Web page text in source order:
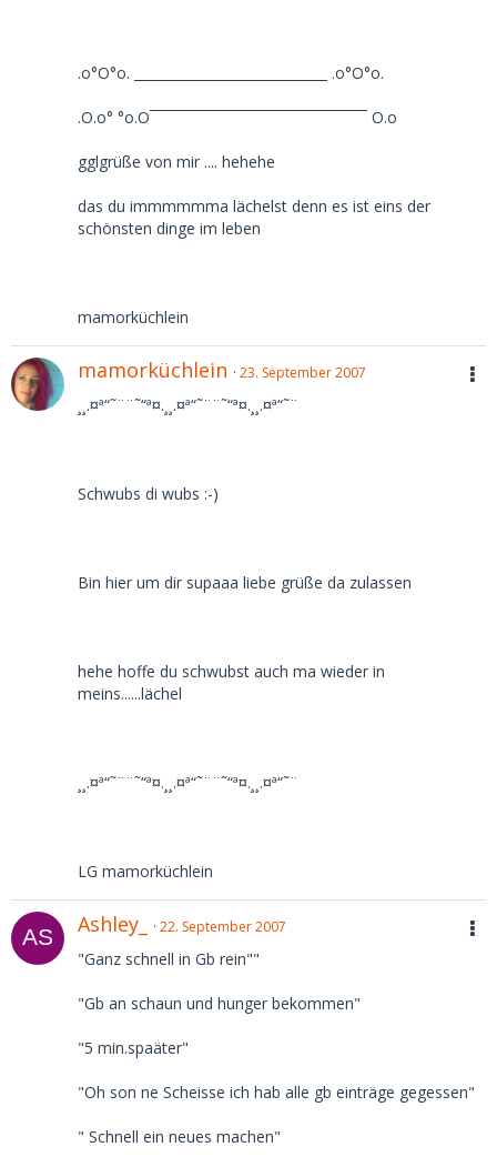
.o°O°o. _____________________________ .o°O°o.
.O.o° °o.O¯¯¯¯¯¯¯¯¯¯¯¯¯¯¯¯¯¯¯¯¯¯¯¯¯¯¯¯ O.o
gglgrüße von mir .... hehehe
das du immmmmma lächelst denn es ist eins der
schönsten dinge im leben
mamorküchlein
mamorküchlein 23. September 2007
¸¸.¤ª“˜¨¨˜“ª¤.¸¸.¤ª“˜¨¨˜“ª¤.¸¸.¤ª“˜¨
Schwubs di wubs :-)
Bin hier um dir supaaa liebe grüße da zulassen
hehe hoffe du schwubst auch ma wieder in
meins......lächel
¸¸.¤ª“˜¨¨˜“ª¤.¸¸.¤ª“˜¨¨˜“ª¤.¸¸.¤ª“˜¨
LG mamorküchlein
Ashley_ 22. September 2007
"Ganz schnell in Gb rein""
"Gb an schaun und hunger bekommen"
"5 min.spaäter"
"Oh son ne Scheisse ich hab alle gb einträge gegessen"
" Schnell ein neues machen"